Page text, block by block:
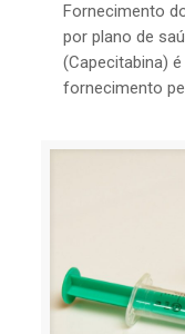
Fornecimento
por plano de
(Capecitabina)
fornecimento